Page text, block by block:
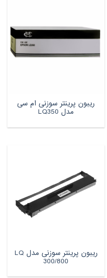
ریبون پرینتر سوزنی ام سی
مدل LQ350
ریبون پرینتر سوزنی مدل LQ
300/800